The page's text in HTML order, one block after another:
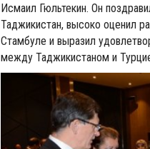
Исмаил Гюльтекин. Он
Таджикистан, высоко оценил
Стамбуле и выразил
между Таджикистаном и